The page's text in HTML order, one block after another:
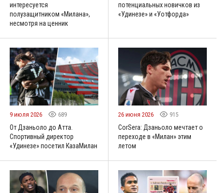
интересуется
полузащитником «Милана»,
несмотря на ценник
потенциальных новичков из
«Удинезе» и «Уотфорда»
9 июля 2026 689
От Дзаньоло до Атта.
Спортивный директор
«Удинезе» посетил КазаМилан
26 июня 2026 915
CorSera: Дзаньоло мечтает о
переходе в «Милан» этим
летом